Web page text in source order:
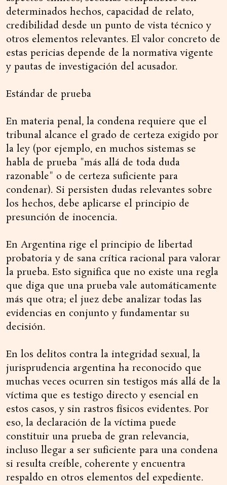
determinados hechos, capacidad de relato,
credibilidad desde un punto de vista técnico y
otros elementos relevantes. El valor concreto de
estas pericias depende de la normativa vigente
y pautas de investigación del acusador.
Estándar de prueba
En materia penal, la condena requiere que el
tribunal alcance el grado de certeza exigido por
la ley (por ejemplo, en muchos sistemas se
habla de prueba "más allá de toda duda
razonable" o de certeza suficiente para
condenar). Si persisten dudas relevantes sobre
los hechos, debe aplicarse el principio de
presunción de inocencia.
En Argentina rige el principio de libertad
probatoria y de sana crítica racional para valorar
la prueba. Esto significa que no existe una regla
que diga que una prueba vale automáticamente
más que otra; el juez debe analizar todas las
evidencias en conjunto y fundamentar su
decisión.
En los delitos contra la integridad sexual, la
jurisprudencia argentina ha reconocido que
muchas veces ocurren sin testigos más allá de la
víctima que es testigo directo y esencial en
estos casos, y sin rastros físicos evidentes. Por
eso, la declaración de la víctima puede
constituir una prueba de gran relevancia,
incluso llegar a ser suficiente para una condena
si resulta creíble, coherente y encuentra
respaldo en otros elementos del expediente.